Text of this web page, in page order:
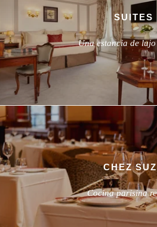
SUITES
Una estancia de
CHEZ
Cocina parisina